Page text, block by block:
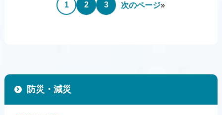
1 2 3 次のページ»
防災・減災